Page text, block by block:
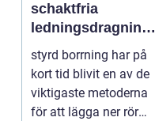
schaktfria
ledningsdragninga
r med hög
precision
styrd borrning har på
kort tid blivit en av de
viktigaste metoderna
för att lägga ner rör